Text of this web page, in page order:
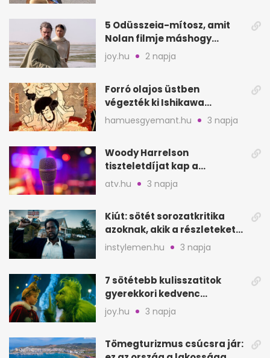
5 Odüsszeia-mítosz, amit
Nolan filmje máshogy
mutat, mint Homérosz
joy.hu 2 napja
Forró olajos üstben
végezték ki Ishikawa
Goemont, Japán Robin
Hoodját
hamuesgyemant.hu 3 napja
Woody Harrelson
tiszteletdíjat kap a
Szarajevói Filmfesztiválon
atv.hu 3 napja
Kiút: sötét sorozatkritika
azoknak, akik a részleteket
keresik
instylemen.hu 3 napja
7 sötétebb kulisszatitok
gyerekkori kedvenc
filmjeinkről a Joy szerint
joy.hu 3 napja
Tömegturizmus csúcsra jár: